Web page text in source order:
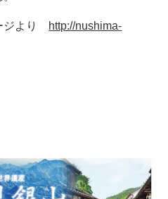
ジより http://nushima-